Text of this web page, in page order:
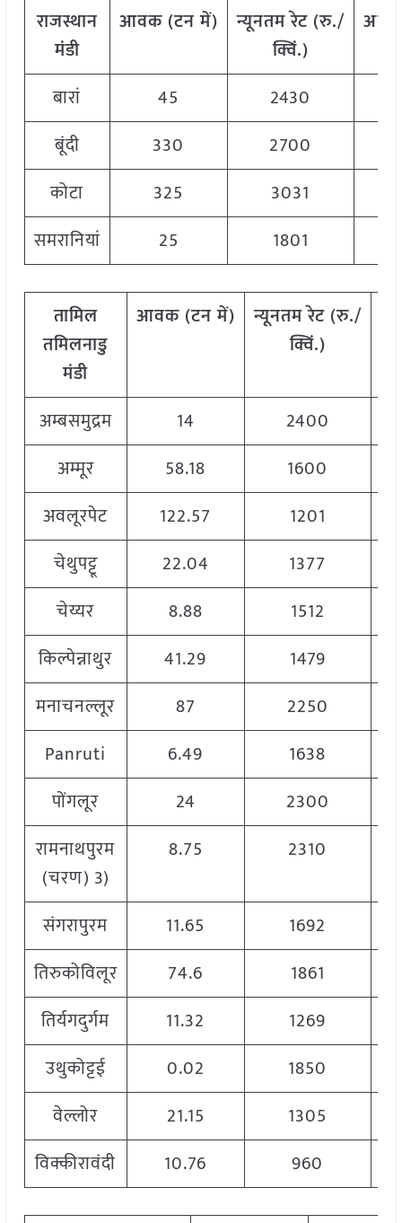
राजस्थान
मंडी
आवक(टनमें) न्यूनतमरेट(रु./
क्विं.)
बारां 45
2430
बूंदी
330
2700
कोटा
325
3031
समरानियां
25 1801
तामिल
तमिलनाडु
मंडी
आवक(टनमें) न्यूनतमरेट(रु./
क्विं.)
अम्बसमुद्रम 14
2400
अम्मूर
58.18
1600
अवलूरपेट
122.57
1201
चेथुपट्टू
22.04
1377
चेय्यर
8.88
1512
किल्पेन्नाथुर
41.29
1479
मनाचनल्लूर
87
2250
Panruti
6.49
1638
पोंगलूर
24
2300
रामनाथपुरम
(चरण) 3)
8.75 2310
संगरापुरम 11.65
1692
तिरुकोविलूर
74.6
1861
तिर्यगदुर्गम
11.32
1269
उथुकोट्टई
0.02
1850
वेल्लोर
21.15
1305
विक्कीरावंदी
10.76 960